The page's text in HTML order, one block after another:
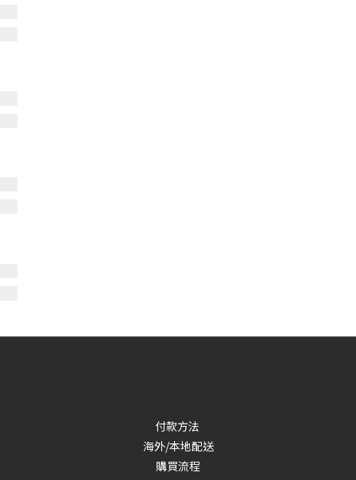
付款方法
海外/本地配送
購買流程